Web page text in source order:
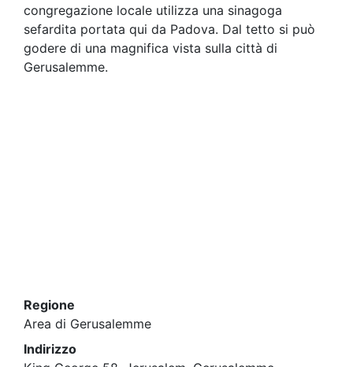
congregazione locale utilizza una sinagoga
sefardita portata qui da Padova. Dal tetto si può
godere di una magnifica vista sulla città di
Gerusalemme.
Regione
Area di Gerusalemme
Indirizzo